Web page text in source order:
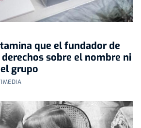
que el fundador de
sobre el nombre ni
grupo